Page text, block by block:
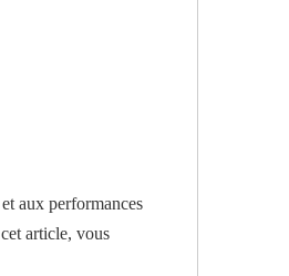
aux performances
article, vous